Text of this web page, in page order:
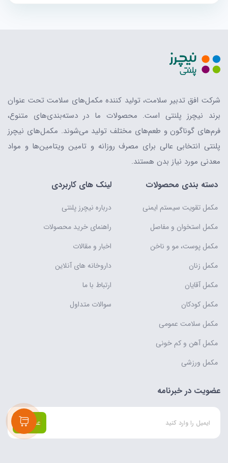
شرکت افق تدبیر سلامت، تولید کننده مکمل‌های سلامت تحت عنوان
برند نیچرز پلنتی است. محصولات ما در دسته‌بندی‌های متنوع،
فرم‌های گوناگون و طعم‌های مختلف تولید می‌شوند. مکمل‌های نیچرز
پلنتی انتخابی عالی برای مصرف روزانه و تامین ویتامین‌ها و مواد
معدنی مورد نیاز بدن هستند.
دسته بندی محصولات
مکمل تقویت سیستم ایمنی
مکمل استخوان و مفاصل
مکمل پوست، مو و ناخن
مکمل زنان
مکمل آقایان
مکمل کودکان
مکمل سلامت عمومی
مکمل آهن و کم خونی
مکمل ورزشی
لینک های کاربردی
درباره نیچرز پلنتی
راهنمای خرید محصولات
اخبار و مقالات
داروخانه های آنلاین
ارتباط با ما
سوالات متداول
عضویت در خبرنامه
عضویت